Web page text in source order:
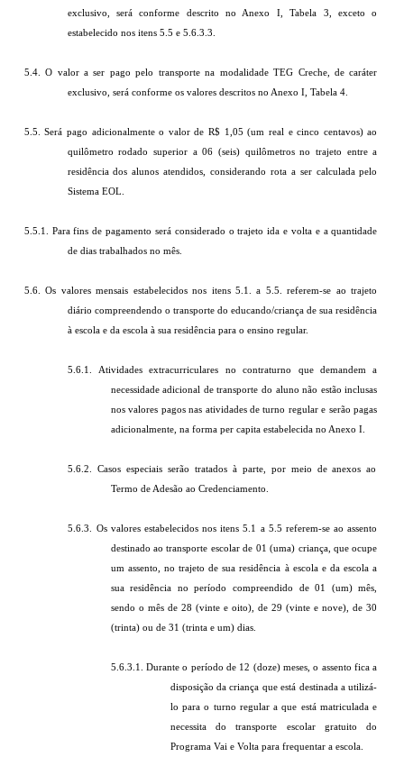
exclusivo, será conforme descrito no Anexo I, Tabela 3, exceto o
estabelecido nos itens 5.5 e 5.6.3.3.
5.4. O valor a ser pago pelo transporte na modalidade TEG Creche, de caráter
exclusivo, será conforme os valores descritos no Anexo I, Tabela 4.
5.5. Será pago adicionalmente o valor de R$ 1,05 (um real e cinco centavos) ao
quilômetro rodado superior a 06 (seis) quilômetros no trajeto entre a
residência dos alunos atendidos, considerando rota a ser calculada pelo
Sistema EOL.
5.5.1. Para fins de pagamento será considerado o trajeto ida e volta e a quantidade
de dias trabalhados no mês.
5.6. Os valores mensais estabelecidos nos itens 5.1. a 5.5. referem-se ao trajeto
diário compreendendo o transporte do educando/criança de sua residência
à escola e da escola à sua residência para o ensino regular.
5.6.1. Atividades extracurriculares no contraturno que demandem a
necessidade adicional de transporte do aluno não estão inclusas
nos valores pagos nas atividades de turno regular e serão pagas
adicionalmente, na forma per capita estabelecida no Anexo I.
5.6.2. Casos especiais serão tratados à parte, por meio de anexos ao
Termo de Adesão ao Credenciamento.
5.6.3. Os valores estabelecidos nos itens 5.1 a 5.5 referem-se ao assento
destinado ao transporte escolar de 01 (uma) criança, que ocupe
um assento, no trajeto de sua residência à escola e da escola a
sua residência no período compreendido de 01 (um) mês,
sendo o mês de 28 (vinte e oito), de 29 (vinte e nove), de 30
(trinta) ou de 31 (trinta e um) dias.
5.6.3.1. Durante o período de 12 (doze) meses, o assento fica a
disposição da criança que está destinada a utilizá-
lo para o turno regular a que está matriculada e
necessita do transporte escolar gratuito do
Programa Vai e Volta para frequentar a escola.